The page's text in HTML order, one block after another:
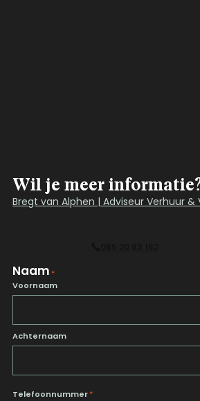
Wil je meer
Bregt van Alphen | Adviseur Verhuur &
Naam *
Voornaam
Achternaam
Telefoonnummer*